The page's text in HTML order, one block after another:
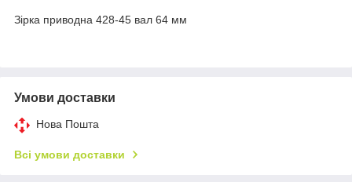
Зірка приводна 428-45 вал 64 мм
Умови доставки
Нова Пошта
Всі умови доставки